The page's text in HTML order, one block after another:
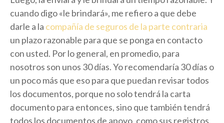
cuando digo «le brindará», me refiero a que debe
darle a la compañía de seguros de la parte contraria
un plazo razonable para que se ponga en contacto
con usted. Por lo general, en promedio, para
nosotros son unos 30 días. Yo recomendaría 30 días o
un poco más que eso para que puedan revisar todos
los documentos, porque no solo tendrá la carta
documento para entonces, sino que también tendrá
todos los documentos de apoyo, como sus registros